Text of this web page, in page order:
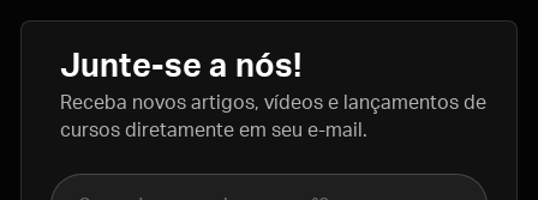
Junte-se a nós!
Receba novos artigos, vídeos e lançamentos de
cursos diretamente em seu e-mail.
Nome completo